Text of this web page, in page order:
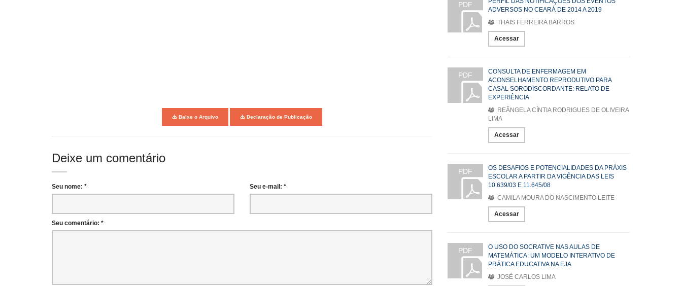
Baixe o Arquivo Declaração de Publicação
Deixe um comentário
Seu nome: * Seu e-mail: *
Seu comentário: *
PDF
ADVERSOS NO CEARÁ DE 2014 A 2019
THAIS FERREIRA BARROS
Acessar
PDF
CONSULTA DE ENFERMAGEM EM
ACONSELHAMENTO REPRODUTIVO PARA
CASAL SORODISCORDANTE: RELATO DE
EXPERIÊNCIA
REÂNGELA CÍNTIA RODRIGUES DE OLIVEIRA
LIMA
Acessar
PDF
OS DESAFIOS E POTENCIALIDADES DA PRÁXIS
ESCOLAR A PARTIR DA VIGÊNCIA DAS LEIS
10.639/03 E 11.645/08
CAMILA MOURA DO NASCIMENTO LEITE
Acessar
PDF
O USO DO SOCRATIVE NAS AULAS DE
MATEMÁTICA: UM MODELO INTERATIVO DE
PRÁTICA EDUCATIVA NA EJA
JOSÉ CARLOS LIMA